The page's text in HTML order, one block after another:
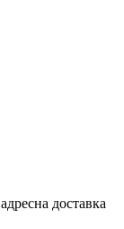
доставка